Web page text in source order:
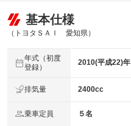
基本仕様
（トヨタＳＡＩ 愛知県）
年式（初度
登録）
2010(平成22)年
排気量 2400cc
乗車定員 ５名